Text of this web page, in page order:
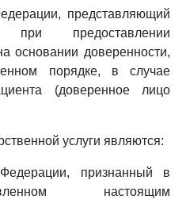
представляющий
при предоставлении
основании доверенности,
порядке, в случае
(доверенное лицо
услуги являются:
признанный в
настоящим